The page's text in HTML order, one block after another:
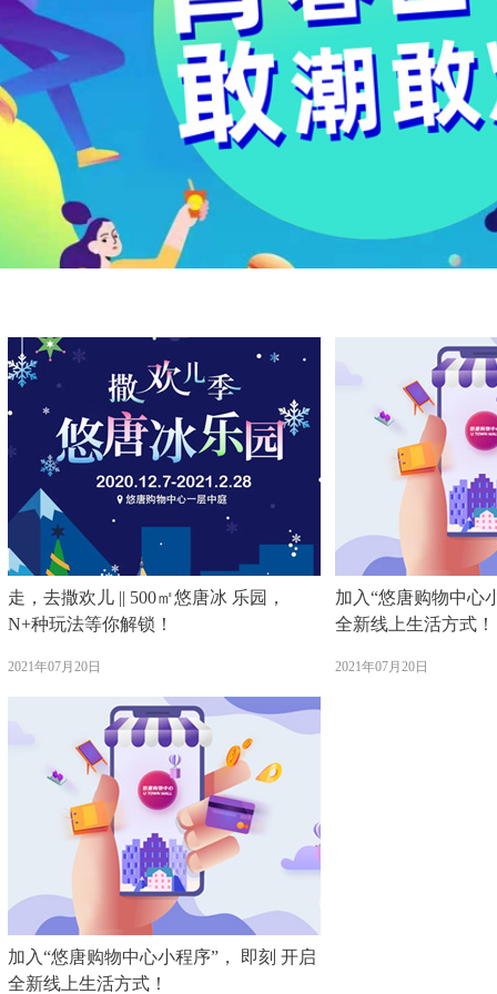
走，去撒欢儿 || 500㎡悠唐冰 乐园，
N+种玩法等你解锁！
2021年07月20日
加入“悠唐购物中心
全新线上生活方式！
2021年07月20日
加入“悠唐购物中心小程序”， 即刻 开启
全新线上生活方式！